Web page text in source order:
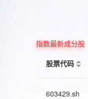
指数最新成分股
股票代码
603429.sh